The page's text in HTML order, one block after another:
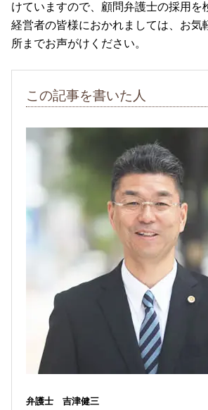
けていますので、顧問弁護士の採用を
経営者の皆様におかれましては、お気
所までお声がけください。
この記事を書いた人
弁護士 吉津健三